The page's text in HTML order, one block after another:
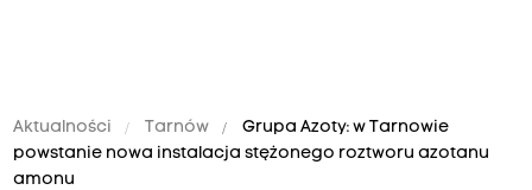
Aktualności Tarnów
Grupa Azoty: w Tarnowie
powstanie nowa instalacja stężonego roztworu azotanu
amonu